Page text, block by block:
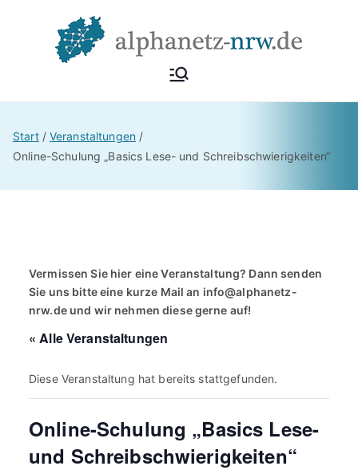
Alphan
etz
NRW
Start
Veranstaltungen
Online-Schulung „Basics Lese- und Schreibschwierigkeiten“
Vermissen Sie hier eine Veranstaltung? Dann senden
Sie uns bitte eine kurze Mail an info@alphanetz-
nrw.deund wir nehmen diese gerne auf!
« Alle Veranstaltungen
Diese Veranstaltung hat bereits stattgefunden.
Online-Schulung „Basics Lese-
und Schreibschwierigkeiten“